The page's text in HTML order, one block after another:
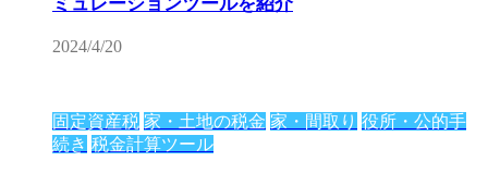
2024/4/20
固定資産税 家・土地の税金 家・間取り 役所・公的手
続き 税金計算ツール